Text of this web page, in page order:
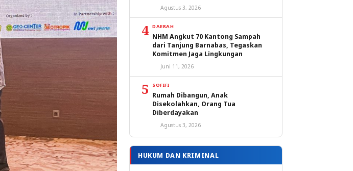
Agustus 3, 2026
4 DAERAH
NHM Angkut 70 Kantong Sampah
dari Tanjung Barnabas, Tegaskan
Komitmen Jaga Lingkungan
Juni 11, 2026
5 SOFIFI
Rumah Dibangun, Anak
Disekolahkan, Orang Tua
Diberdayakan
Agustus 3, 2026
HUKUM DAN KRIMINAL